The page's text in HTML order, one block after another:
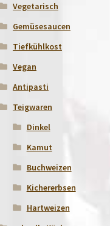
Vegetarisch
Gemüsesaucen
Tiefkühlkost
Vegan
Antipasti
Teigwaren
Dinkel
Kamut
Buchweizen
Kichererbsen
Hartweizen